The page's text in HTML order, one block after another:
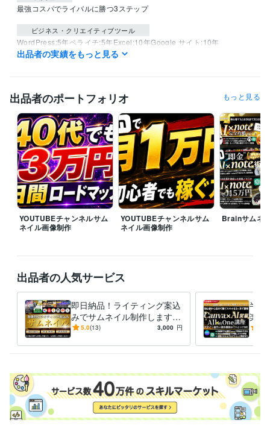
最強コスパでライバルに勝つ3ステップ
ビジネス・クリエイティブツール
WordPress:5年ペライチ:5年Excel:10年Google サイト:10年
Google スプレッドシート:15年Google スライド:15年
PowerPoint:10年Word:10年Adobe Analytics:10年
Yahoo!タグマネージャー:10年ChatGPT:3年
Adobe Photoshop:16年Figma:10年
得意分野
Web制作・HP作成・EC構築 サムネイル画像、ロゴ、LP制作
Webデザイン
出品者の実績をもっと見る
出品者のポートフォリオ もっと見る
YOUTUBEチャンネルサム
ネイル画像制作
YOUTUBEチャンネルサム
ネイル画像制作
Brainサムネ
出品者の人気サービス
即日納品！ライティング案込
みでサムネイル制作します B
rainなど即日対応可！効果に
作
5.0(13) 3,000 円
半額
楽々
案